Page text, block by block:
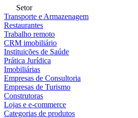
Setor
Transporte e Armazenagem
Restaurantes
Trabalho remoto
CRM imobiliário
Instituições de Saúde
Prática Jurídica
Imobiliárias
Empresas de Consultoria
Empresas de Turismo
Construtoras
Lojas e e-commerce
Categorias de produtos